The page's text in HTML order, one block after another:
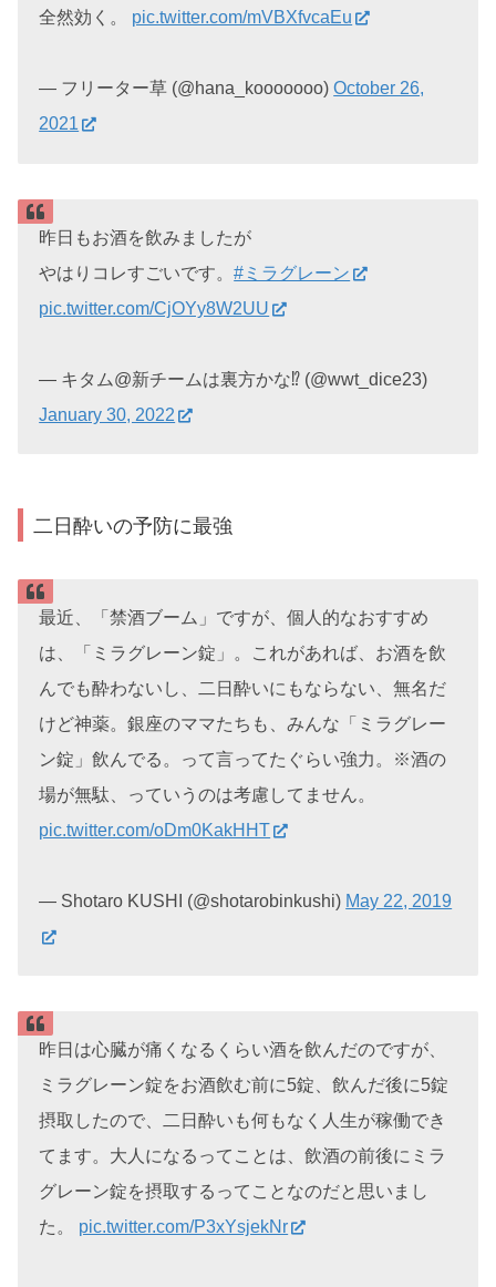
全然効く。 pic.twitter.com/mVBXfvcaEu
— フリーター草 (@hana_kooooooo)October 26,
2021
昨日もお酒を飲みましたが
やはりコレすごいです。#ミラグレーン
pic.twitter.com/CjOYy8W2UU
— キタム@新チームは裏方かな⁉️ (@wwt_dice23)
January 30, 2022
二日酔いの予防に最強
最近、「禁酒ブーム」ですが、個人的なおすすめ
は、「ミラグレーン錠」。これがあれば、お酒を飲
んでも酔わないし、二日酔いにもならない、無名だ
けど神薬。銀座のママたちも、みんな「ミラグレー
ン錠」飲んでる。って言ってたぐらい強力。※酒の
場が無駄、っていうのは考慮してません。
pic.twitter.com/oDm0KakHHT
— Shotaro KUSHI (@shotarobinkushi) May 22, 2019
昨日は心臓が痛くなるくらい酒を飲んだのですが、
ミラグレーン錠をお酒飲む前に5錠、飲んだ後に5錠
摂取したので、二日酔いも何もなく人生が稼働でき
てます。大人になるってことは、飲酒の前後にミラ
グレーン錠を摂取するってことなのだと思いまし
た。 pic.twitter.com/P3xYsjekNr